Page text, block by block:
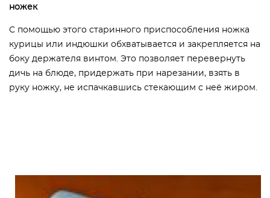
ножек
С помощью этого старинного приспособления ножка
курицы или индюшки обхватывается и закрепляется на
боку держателя винтом. Это позволяет перевернуть
дичь на блюде, придержать при нарезании, взять в
руку ножку, не испачкавшись стекающим с неё жиром.